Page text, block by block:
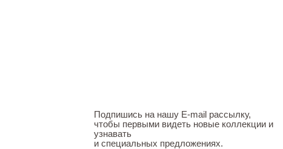
Подпишись на нашу E-mail рассылку,
чтобы первыми видеть новые коллекции и
узнавать
и специальных предложениях.